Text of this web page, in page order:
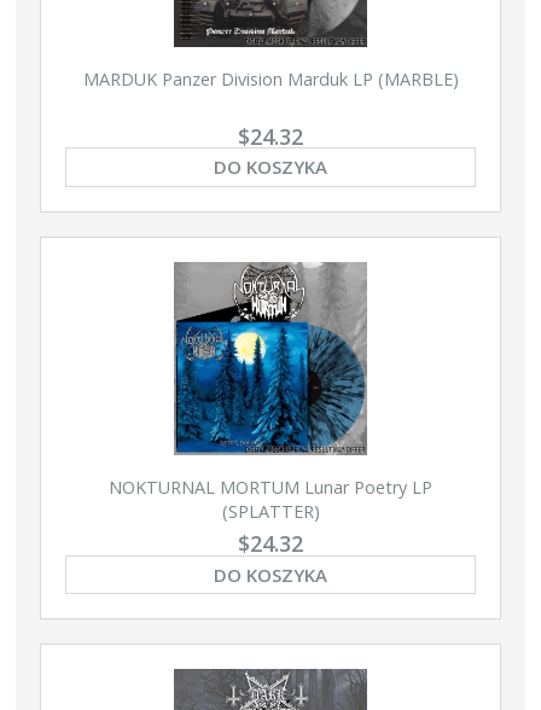
MARDUK Panzer Division Marduk LP (MARBLE)
$24.32
DO KOSZYKA
NOKTURNAL MORTUM Lunar Poetry LP
(SPLATTER)
$24.32
DO KOSZYKA